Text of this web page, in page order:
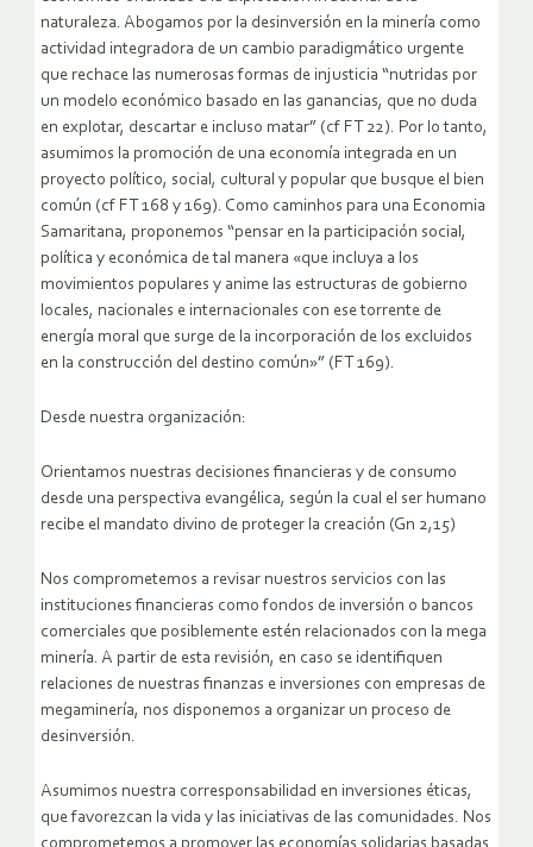
naturaleza. Abogamos por la desinversión en la minería como
actividad integradora de un cambio paradigmático urgente
que rechace las numerosas formas de injusticia “nutridas por
un modelo económico basado en las ganancias, que no duda
en explotar, descartar e incluso matar” (cf FT 22). Por lo tanto,
asumimos la promoción de una economía integrada en un
proyecto político, social, cultural y popular que busque el bien
común (cf FT 168 y 169). Como caminhos para una Economia
Samaritana, proponemos “pensar en la participación social,
política y económica de tal manera «que incluya a los
movimientos populares y anime las estructuras de gobierno
locales, nacionales e internacionales con ese torrente de
energía moral que surge de la incorporación de los excluidos
en la construcción del destino común»” (FT 169).
Desde nuestra organización:
Orientamos nuestras decisiones financieras y de consumo
desde una perspectiva evangélica, según la cual el ser humano
recibe el mandato divino de proteger la creación (Gn 2,15)
Nos comprometemos a revisar nuestros servicios con las
instituciones financieras como fondos de inversión o bancos
comerciales que posiblemente estén relacionados con la mega
minería. A partir de esta revisión, en caso se identifiquen
relaciones de nuestras finanzas e inversiones con empresas de
megaminería, nos disponemos a organizar un proceso de
desinversión.
Asumimos nuestra corresponsabilidad en inversiones éticas,
que favorezcan la vida y las iniciativas de las comunidades. Nos